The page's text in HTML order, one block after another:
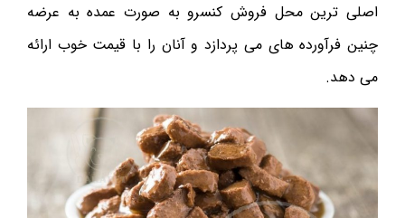
اصلی ترین‌ محل فروش کنسرو به صورت عمده به عرضه
چنین فرآورده های می پردازد و آنان را با قیمت خوب ارائه
می دهد.